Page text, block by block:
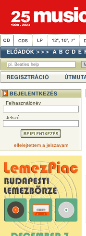
Felhasználónév
Jelszó
elfelejtettem a jelszavam